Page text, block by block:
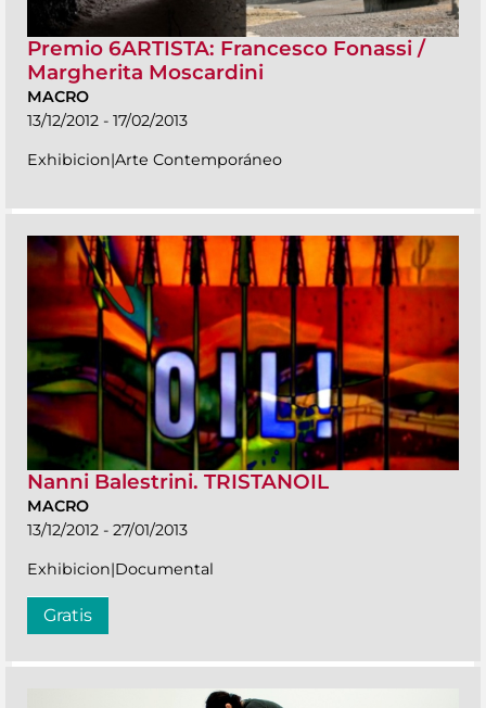
Premio 6ARTISTA: Francesco Fonassi /
Margherita Moscardini
MACRO
13/12/2012 - 17/02/2013
Exhibicion|Arte Contemporáneo
Nanni Balestrini. TRISTANOIL
MACRO
13/12/2012 - 27/01/2013
Exhibicion|Documental
Gratis